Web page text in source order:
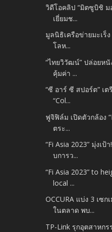
วิดีโอคลิป “มิตซูบิชิ ม
เยี่ยมช...
มูลนิธิเครือข่ายมะเร็
โลห...
“ไทยวิวัฒน์” ปล่อยห
คุ้มค่า ...
“ซี อาร์ ซี สปอร์ต” เ
“Col...
ฟูจิฟิล์ม เปิดตัวกล้อง
ตระ...
“Fi Asia 2023” มุ่งเ
บการว...
“Fi Asia 2023” to
local ...
OCCURA แบ่ง 3 เซ
ในตลาด พบ...
TP-Link รุกอุตสาหก